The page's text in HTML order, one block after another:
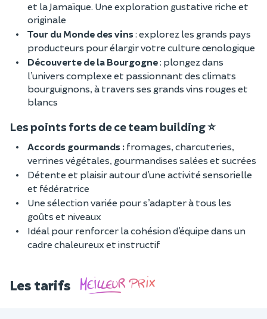
et la Jamaïque. Une exploration gustative riche et
originale
Tour du Monde des vins: explorez les grands pays
producteurs pour élargir votre culture œnologique
Découverte de la Bourgogne: plongez dans
l’univers complexe et passionnant des climats
bourguignons, à travers ses grands vins rouges et
blancs
Les points forts de ce team building ⭐
Accords gourmands : fromages, charcuteries,
verrines végétales, gourmandises salées et sucrées
Détente et plaisir autour d’une activité sensorielle
et fédératrice
Une sélection variée pour s’adapter à tous les
goûts et niveaux
Idéal pour renforcer la cohésion d’équipe dans un
cadre chaleureux et instructif
Les tarifs